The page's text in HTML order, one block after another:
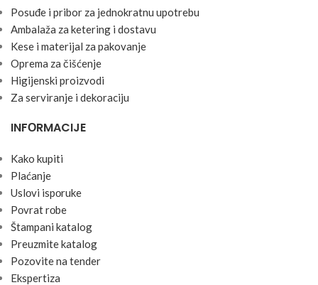
Posuđe i pribor za jednokratnu upotrebu
Ambalaža za ketering i dostavu
Kese i materijal za pakovanje
Oprema za čišćenje
Higijenski proizvodi
Za serviranje i dekoraciju
INFОRMACIJE
Kako kupiti
Plaćanje
Uslоvi ispоruke
Pоvrat rоbe
Štampani katalog
Preuzmite katalog
Pozovite na tender
Ekspertiza